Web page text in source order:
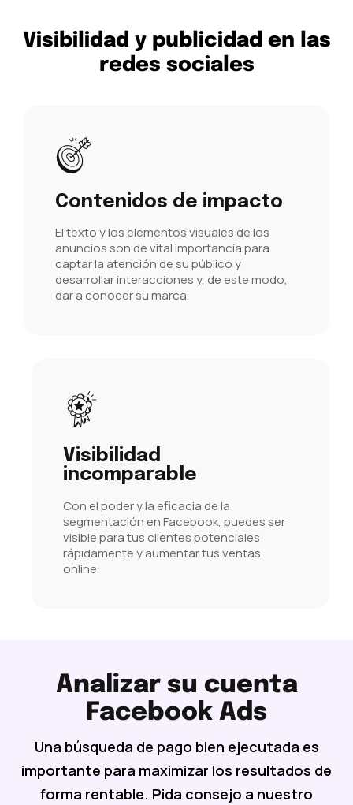
Visibilidad y publicidad en las
redes sociales
Contenidos de impacto
El texto y los elementos visuales de los
anuncios son de vital importancia para
captar la atención de su público y
desarrollar interacciones y, de este modo,
dar a conocer su marca.
Visibilidad
incomparable
Con el poder y la eficacia de la
segmentación en Facebook, puedes ser
visible para tus clientes potenciales
rápidamente y aumentar tus ventas
online.
Analizar su cuenta
Facebook Ads
Una búsqueda de pago bien ejecutada es
importante para maximizar los resultados de
forma rentable. Pida consejo a nuestro